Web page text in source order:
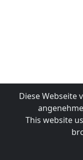
Diese Webseite
This website